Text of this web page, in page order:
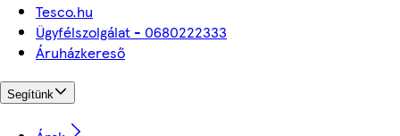
Tesco.hu
Ügyfélszolgálat - 0680222333
Áruházkereső
Segítünk